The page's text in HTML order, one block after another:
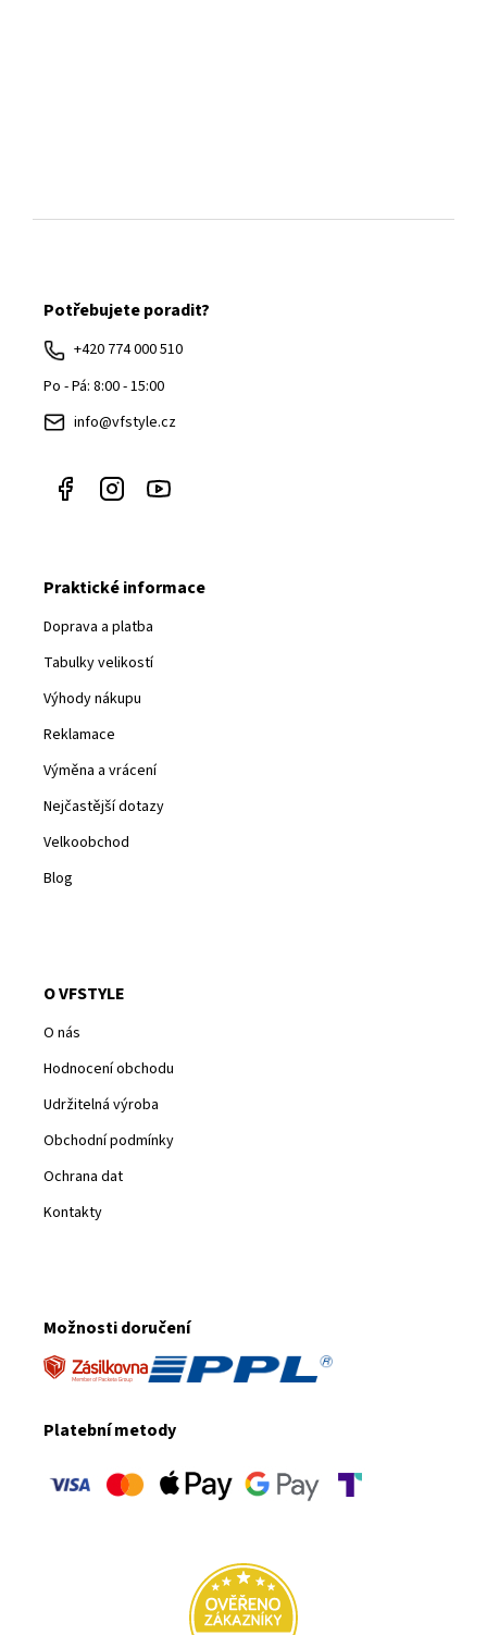
Potřebujete poradit?
+420 774 000 510
Po - Pá: 8:00 - 15:00
info@vfstyle.cz
Praktické informace
Doprava a platba
Tabulky velikostí
Výhody nákupu
Reklamace
Výměna a vrácení
Nejčastější dotazy
Velkoobchod
Blog
O VFSTYLE
O nás
Hodnocení obchodu
Udržitelná výroba
Obchodní podmínky
Ochrana dat
Kontakty
Možnosti doručení
Platební metody